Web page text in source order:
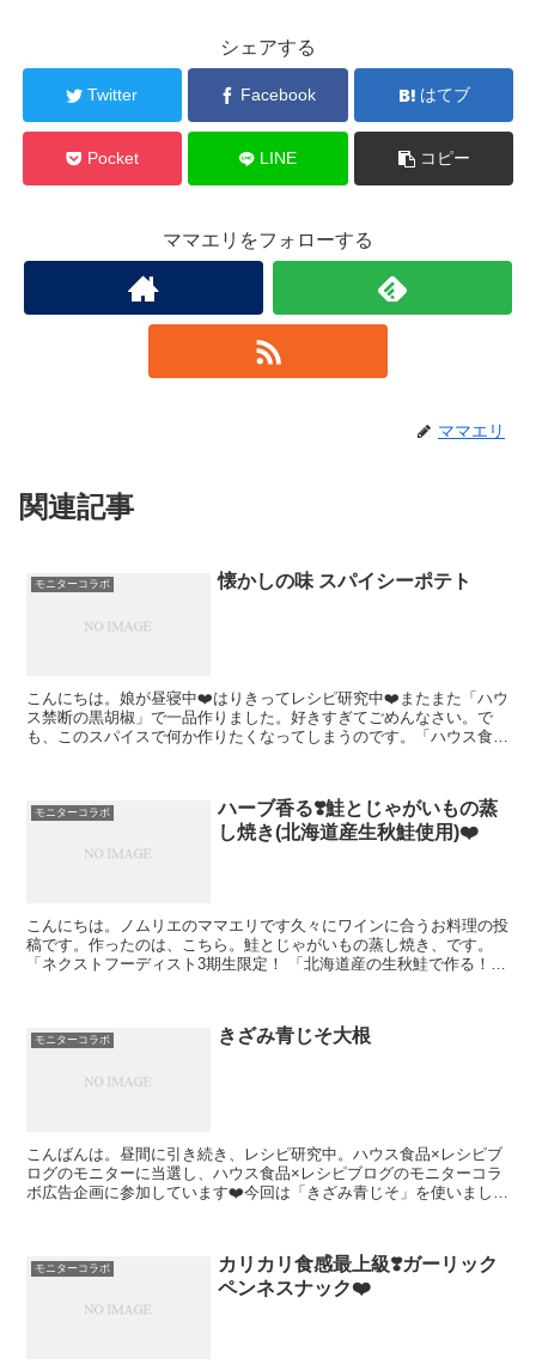
シェアする
Twitter Facebook はてブ
Pocket LINE コピー
ママエリをフォローする
ママエリ
関連記事
モニターコラボ 懐かしの味 スパイシーポテト
こんにちは。娘が昼寝中❤️はりきってレシピ研究中❤️またまた「ハウ
ス禁断の黒胡椒」で一品作りました。好きすぎてごめんなさい。で
も、このスパイスで何か作りたくなってしまうのです。「ハウス食品
モニターコラボ
ハーブ香る❣️鮭とじゃがいもの蒸
し焼き(北海道産生秋鮭使用)❤️
こんにちは。ノムリエのママエリです久々にワインに合うお料理の投
稿です。作ったのは、こちら。鮭とじゃがいもの蒸し焼き、です。
「ネクストフーディスト3期生限定！ 「北海道産の生秋鮭で作る！旬
モニターコラボ きざみ青じそ大根
こんばんは。昼間に引き続き、レシピ研究中。ハウス食品×レシピブ
ログのモニターに当選し、ハウス食品×レシピブログのモニターコラ
ボ広告企画に参加しています❤️今回は「きざみ青じそ」を使いました
モニターコラボ
カリカリ食感最上級❣️ガーリック
ペンネスナック❤️